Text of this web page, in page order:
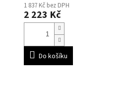
1 837 Kč bez DPH
2 223 Kč
Do košíku